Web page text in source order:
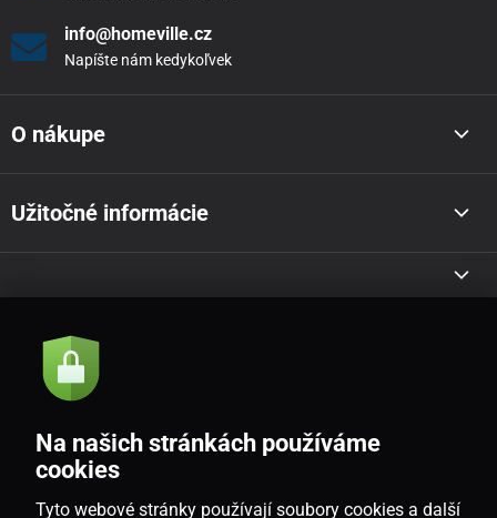
info@homeville.cz
Napíšte nám kedykoľvek
O nákupe
Užitočné informácie
Akcie a novinky e-mailom
Souhlasím sezásadami zpracování osobních údajů
Na našich stránkách používáme
cookies
Tyto webové stránky používají soubory cookies a další